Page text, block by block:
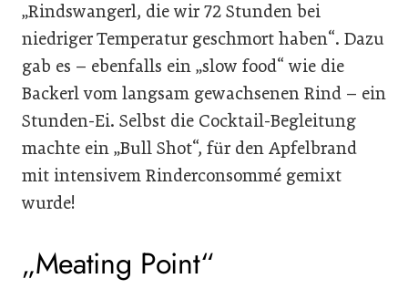
„Rindswangerl, die wir 72 Stunden bei
niedriger Temperatur geschmort haben“. Dazu
gab es – ebenfalls ein „slow food“ wie die
Backerl vom langsam gewachsenen Rind – ein
Stunden-Ei. Selbst die Cocktail-Begleitung
machte ein „Bull Shot“, für den Apfelbrand
mit intensivem Rinderconsommé gemixt
wurde!
„Meating Point“